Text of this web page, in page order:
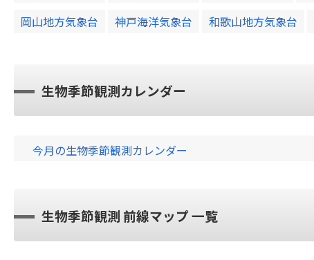
岡山地方気象台
神戸海洋気象台 和歌山地方気象台
生物季節観測カレンダー
今月の生物季節観測カレンダー
生物季節観測 前線マップ 一覧